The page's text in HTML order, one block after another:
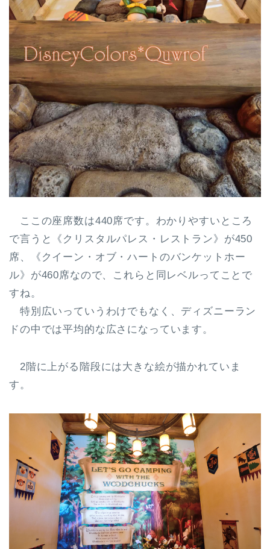
ここの座席数は440席です。わかりやすいところ
で言うと
《クリスタルパレス・レストラン》が450
席 、
《クイーン・オブ・ハートのバンケットホー
ル》が460席なので、これらと同レベルってことで
すね。
特別広いっていうわけでもなく、ディズニーラン
ドの中では平均的な広さになっています。
2階に上がる階段には大きな絵が描かれていま
す。